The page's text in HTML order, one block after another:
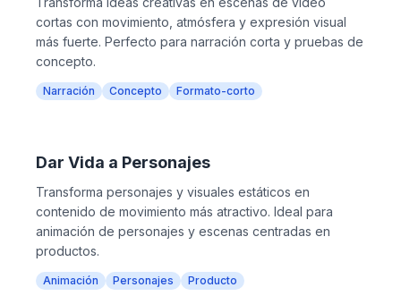
cortas con movimiento, atmósfera y expresión visual
más fuerte. Perfecto para narración corta y pruebas de
concepto.
Narración Concepto Formato-corto
Dar Vida a Personajes
Transforma personajes y visuales estáticos en
contenido de movimiento más atractivo. Ideal para
animación de personajes y escenas centradas en
productos.
Animación Personajes Producto